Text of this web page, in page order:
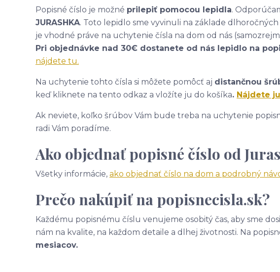
Popisné číslo je možné prilepiť pomocou lepidla.
JURASHKA. Toto lepidlo sme vyvinuli na základe
je vhodné práve na uchytenie čísla na dom od nás
Pri objednávke nad 30€ dostanete od nás lepidlo na
nájdete tu.
Na uchytenie tohto čísla si môžete pomôcť aj distančnou
keď kliknete na tento odkaz a vložíte ju do košíka. Nájdete
Ak neviete, koľko šrúbov Vám bude treba na uchytenie
radi Vám poradíme.
Ako objednať popisné číslo od
Všetky informácie, ako objednať číslo na dom a podrobný
Prečo nakúpiť na popisnecisla.sk?
Každému popisnému číslu venujeme osobitý čas, aby sme
nám na kvalite, na každom detaile a dlhej životnosti. Na
mesiacov.